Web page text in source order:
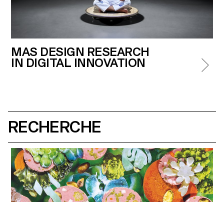
MAS DESIGN RESEARCH
IN DIGITAL INNOVATION
RECHERCHE